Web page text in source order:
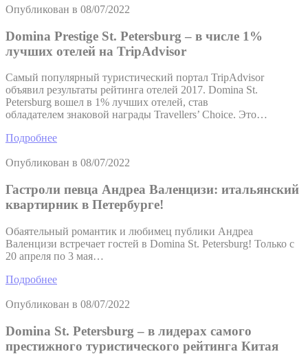
Опубликован в 08/07/2022
Domina Prestige St. Petersburg – в числе 1%
лучших отелей на TripAdvisor
Самый популярный туристический портал TripAdvisor
объявил результаты рейтинга отелей 2017. Domina St.
Petersburg вошел в 1% лучших отелей, став
обладателем знаковой награды Travellers’ Choice. Это…
Подробнее
Опубликован в 08/07/2022
Гастроли певца Андреа Валенцизи: итальянский
квартирник в Петербурге!
Обаятельный романтик и любимец публики Андреа
Валенцизи встречает гостей в Domina St. Petersburg! Только с
20 апреля по 3 мая…
Подробнее
Опубликован в 08/07/2022
Domina St. Petersburg – в лидерах самого
престижного туристического рейтинга Китая